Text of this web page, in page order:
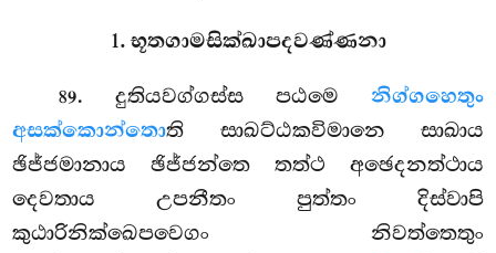
1. භූතගාමසික්ඛාපදවණ්ණනා
89. දුතියවග්ගස්ස පඨමෙ නිග්ගහෙතුං
අසක්කොන්තොති සාඛට්ඨකවිමානෙ සාඛාය
ඡිජ්ජමානාය ඡිජ්ජන්තෙ තත්ථ අඡෙදනත්ථාය
දෙවතාය උපනීතං පුත්තං දිස්වාපි
කුඨාරිනික්ඛෙපවෙගං නිවත්තෙතුං